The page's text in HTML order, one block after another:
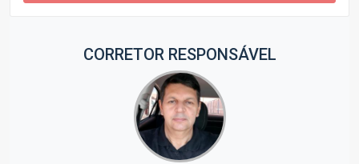
CORRETOR RESPONSÁVEL